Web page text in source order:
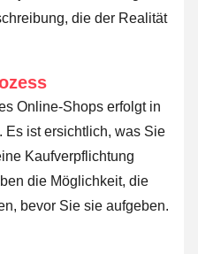
die der Realität
Online-Shops erfolgt in
Es ist ersichtlich, was Sie
Kaufverpflichtung
die Möglichkeit, die
bevor Sie sie aufgeben.